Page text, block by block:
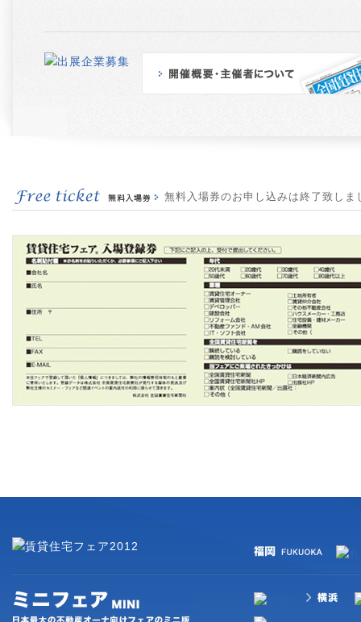
無料入場券のお申し込みは終了致しま